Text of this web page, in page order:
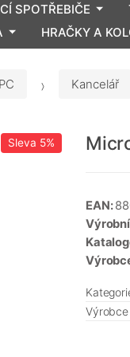
SPOTŘEBIČE
HRAČKY A
Kancelář
Sleva 5%
EAN:
Výrobce